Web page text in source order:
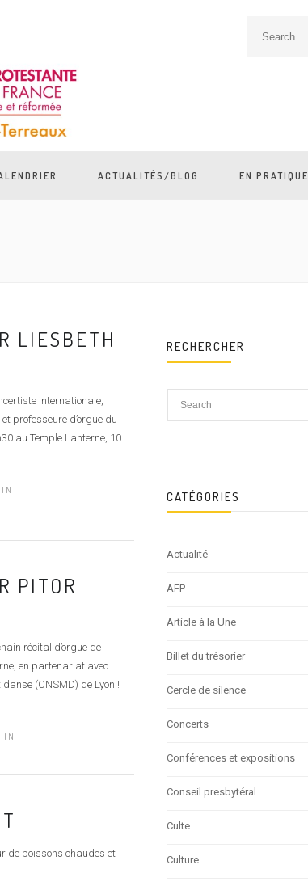
ACTUALITÉS/BLOG EN PRATIQUE
LIESBETH
internationale,
professeure d’orgue du
au Temple Lanterne, 10
IN
PITOR
récital d’orgue de
en partenariat avec
(CNSMD) de Lyon !
IN
de boissons chaudes et
RECHERCHER
CATÉGORIES
Actualité
AFP
Article à la Une
Billet du trésorier
Cercle de silence
Concerts
Conférences et expositions
Conseil presbytéral
Culte
Culture